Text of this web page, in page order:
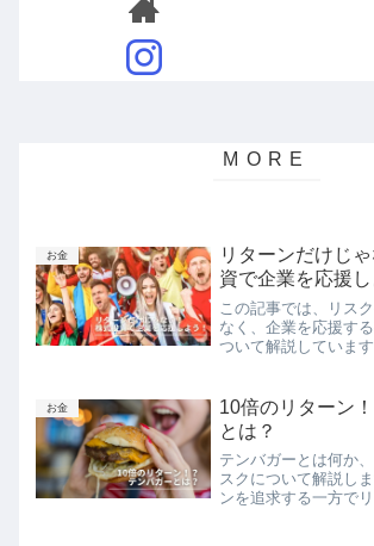
お金
リターンだけじ
資で企業を応援し
この記事では、リス
なく、企業を応援す
ついて解説していま
を支援する投資など
企業や社会への貢献
テーマ株に投資する
ています。企業を応
い、より豊かで持続
ましょう。
お金
10倍のリターン
とは？
テンバガーとは何か
スクについて解説し
ンを追求する一方で